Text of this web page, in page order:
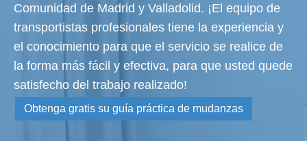
Comunidad de Madrid y Valladolid. ¡El equipo de
transportistas profesionales tiene la experiencia y
el conocimiento para que el servicio se realice de
la forma más fácil y efectiva, para que usted quede
satisfecho del trabajo realizado!
Obtenga gratis su guía práctica de mudanzas